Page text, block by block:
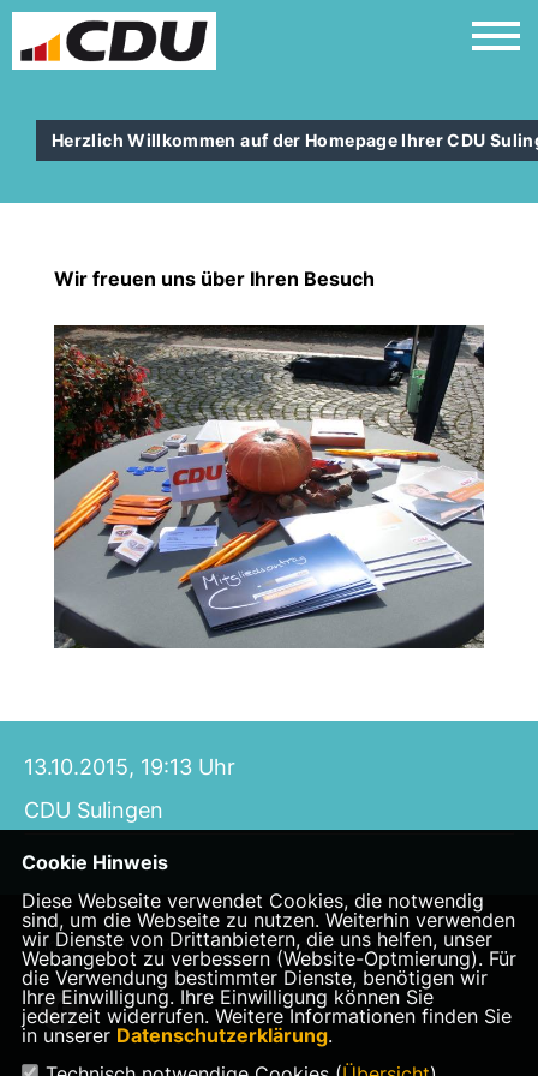
Herzlich Willkommen auf der Homepage Ihrer CDU
Wir freuen uns über Ihren Besuch
13.10.2015, 19:13 Uhr
CDU Sulingen
Homepage des CDU Stadtverbandes Sulingen
Cookie Hinweis
Diese Webseite verwendet Cookies, die notwendig
sind, um die Webseite zu nutzen. Weiterhin verwenden
wir Dienste von Drittanbietern, die uns helfen, unser
Webangebot zu verbessern (Website-Optmierung). Für
die Verwendung bestimmter Dienste, benötigen wir
Ihre Einwilligung. Ihre Einwilligung können Sie
jederzeit widerrufen. Weitere Informationen finden Sie
in unserer Datenschutzerklärung.